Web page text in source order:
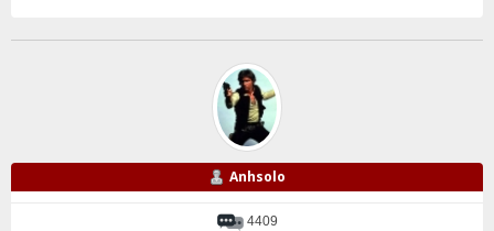
Anhsolo
4409